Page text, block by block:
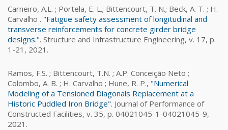
Carneiro, A.L. ; Portela, E. L.; Bittencourt, T. N.; Beck, A. T. ; H.
Carvalho . "Fatigue safety assessment of longitudinal and
transverse reinforcements for concrete girder bridge
designs.". Structure and Infrastructure Engineering, v. 17, p.
1-21, 2021.
Ramos, F.S. ; Bittencourt, T.N. ; A.P. Conceição Neto ;
Colombo, A. B. ; H. Carvalho ; Hune, R. P., "Numerical
Modeling of a Tensioned Diagonals Replacement at a
Historic Puddled Iron Bridge". Journal of Performance of
Constructed Facilities, v. 35, p. 04021045-1-04021045-9,
2021.